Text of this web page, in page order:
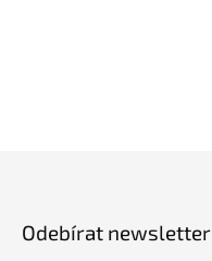
Odebírat newsletter